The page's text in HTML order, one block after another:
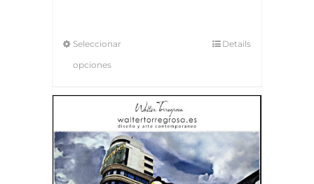
Seleccionar
opciones
Details